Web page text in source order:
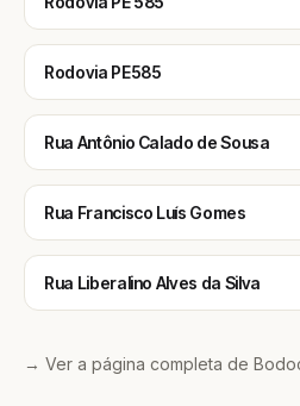
Rodovia PE585
Rua Antônio Calado de Sousa
Rua Francisco Luís Gomes
Rua Liberalino Alves da Silva
→ Ver a página completa de